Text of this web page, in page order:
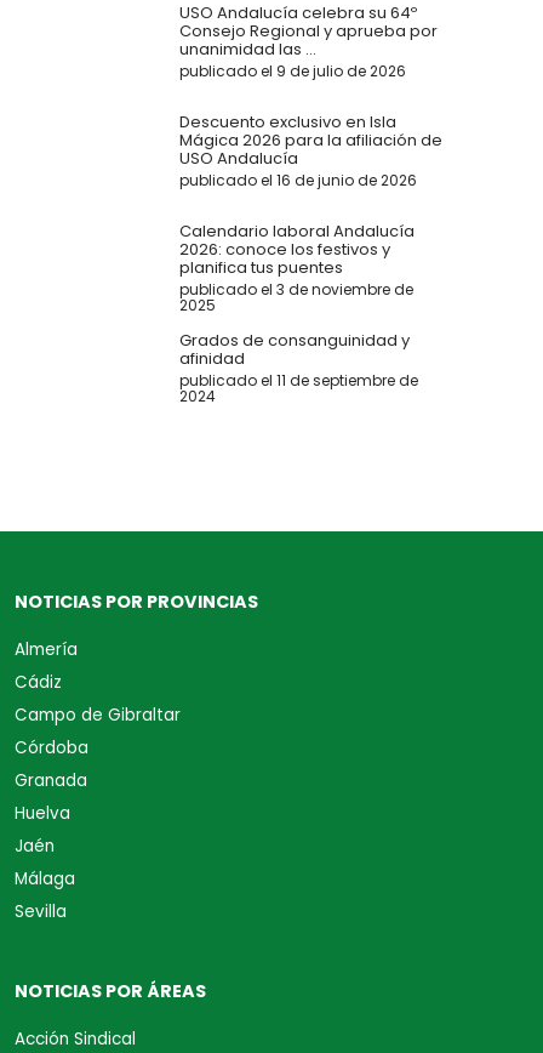
USO Andalucía celebra su 64º
Consejo Regional y aprueba por
unanimidad las ...
publicado el 9 de julio de 2026
Descuento exclusivo en Isla
Mágica 2026 para la afiliación de
USO Andalucía
publicado el 16 de junio de 2026
Calendario laboral Andalucía
2026: conoce los festivos y
planifica tus puentes
publicado el 3 de noviembre de
2025
Grados de consanguinidad y
afinidad
publicado el 11 de septiembre de
2024
NOTICIAS POR PROVINCIAS
Almería
Cádiz
Campo de Gibraltar
Córdoba
Granada
Huelva
Jaén
Málaga
Sevilla
NOTICIAS POR ÁREAS
Acción Sindical